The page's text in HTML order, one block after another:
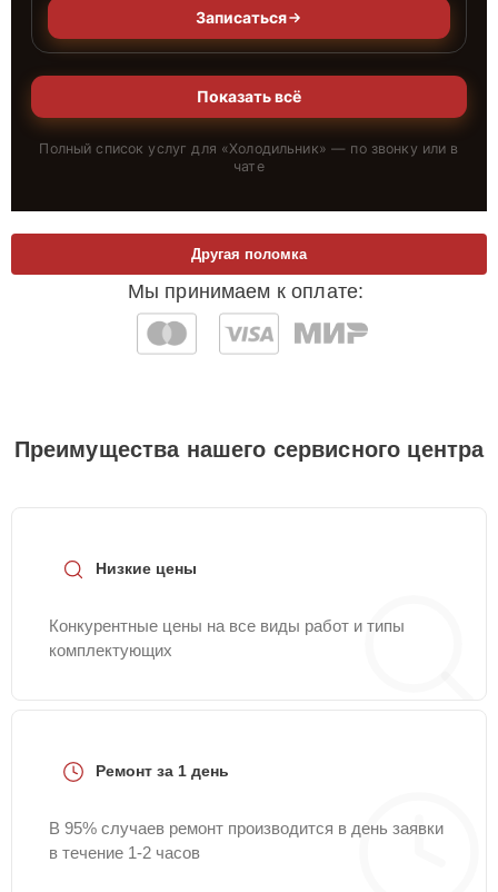
Записаться
Показать всё
Полный список услуг для «Холодильник» — по звонку или в
чате
Мы принимаем к оплате:
Другая поломка
Преимущества нашего сервисного центра
Низкие цены
Конкурентные цены на все виды работ и типы
комплектующих
Ремонт за 1 день
В 95% случаев ремонт производится в день заявки
в течение 1-2 часов